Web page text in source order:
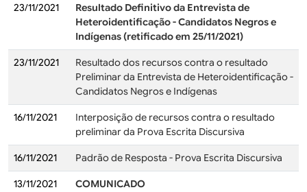
23/11/2021
Resultado Definitivo da Entrevista de
Heteroidentificação - Candidatos Negros e
Indígenas(retificado em 25/11/2021)
23/11/2021
Resultado dos recursos contra o resultado
Preliminar da Entrevista de Heteroidentificação -
Candidatos Negros e Indígenas
16/11/2021
Interposição de recursos contra o resultado
preliminar da Prova Escrita Discursiva
16/11/2021 Padrão de Resposta - Prova Escrita Discursiva
13/11/2021 COMUNICADO